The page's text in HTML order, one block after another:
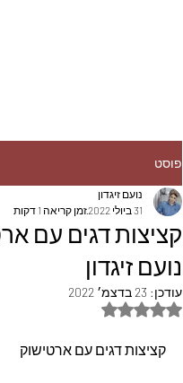
פוסט
קציצות דגים עם
נועם זיגדון
נועם זיגדון
31 ביולי 2022
זמן קריאה 1 דקות
עודכן: 23 בדצמ׳ 2022
דירוג של NaN מתוך 5 כוכבים
קציצות דגים עם ארטישוק